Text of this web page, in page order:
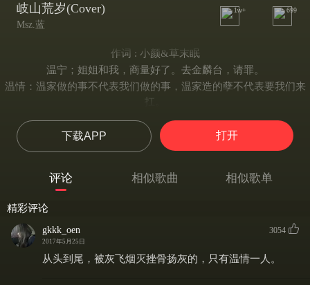
岐山荒岁(Cover)
Msz.蓝
1w+ 699
作词 : 小颜&草末眠
温宁；姐姐和我，商量好了。去金麟台，请罪。
温情：温家做的事不代表我们做的事，温家造的孽不代表要我们来
我是医师，根本没杀过什么人，但穷奇道那三百多人，
还有……金子轩，确实是阿宁杀的。
什么下场，都是他应得的。
旧年经岁 曾温煦 映遗世芳菲
溯枯荣几回 梏痕未褪
下载APP 打开
评论 相似歌曲 相似歌单
精彩评论
gkkk_oen
2017年5月25日
3054
从头到尾，被灰飞烟灭挫骨扬灰的，只有温情一人。